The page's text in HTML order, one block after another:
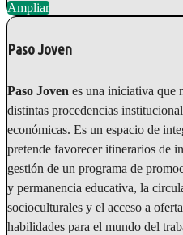
Ampliar
Paso Joven
Paso Joven es una iniciativa que
distintas procedencias
económicas. Es un espacio de
pretende favorecer itinerarios de
gestión de un programa de
y permanencia educativa, la
socioculturales y el acceso a
habilidades para el mundo del